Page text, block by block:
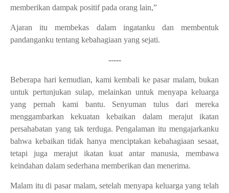
memberikan dampak positif pada orang lain,”
Ajaran itu membekas dalam ingatanku dan membentuk
pandanganku tentang kebahagiaan yang sejati.
-----
Beberapa hari kemudian, kami kembali ke pasar malam, bukan
untuk pertunjukan sulap, melainkan untuk menyapa keluarga
yang pernah kami bantu. Senyuman tulus dari mereka
menggambarkan kekuatan kebaikan dalam merajut ikatan
persahabatan yang tak terduga. Pengalaman itu mengajarkanku
bahwa kebaikan tidak hanya menciptakan kebahagiaan sesaat,
tetapi juga merajut ikatan kuat antar manusia, membawa
keindahan dalam sederhana memberikan dan menerima.
Malam itu di pasar malam, setelah menyapa keluarga yang telah